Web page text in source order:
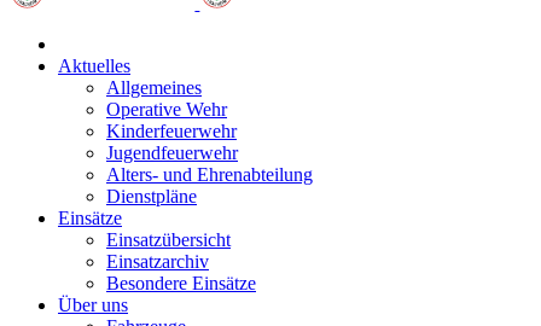
Aktuelles
Allgemeines
Operative Wehr
Kinderfeuerwehr
Jugendfeuerwehr
Alters- und Ehrenabteilung
Dienstpläne
Einsätze
Einsatzübersicht
Einsatzarchiv
Besondere Einsätze
Über uns